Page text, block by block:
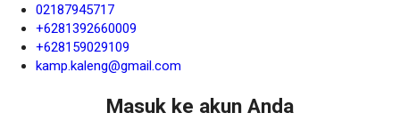
02187945717
+6281392660009
+628159029109
kamp.kaleng@gmail.com
Masuk ke akun Anda